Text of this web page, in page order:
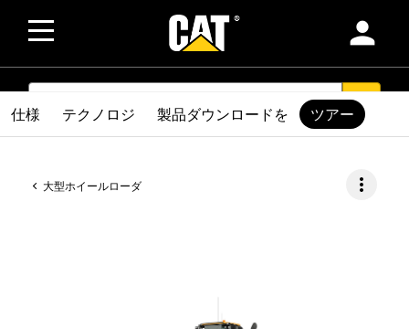
person
SEARCH search
大型ホイールローダ more_vert
仕様 テクノロジ 製品ダウンロードを ツアー